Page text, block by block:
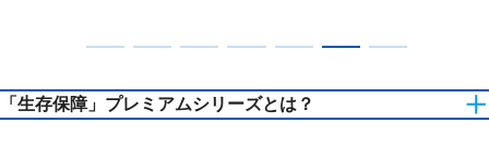
「生存保障」プレミアムシリーズとは？